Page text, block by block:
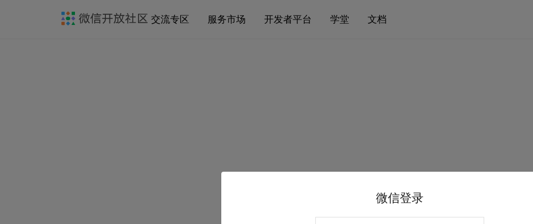
交流专区 服务市场 开发者平台 学堂 文档
微信登录